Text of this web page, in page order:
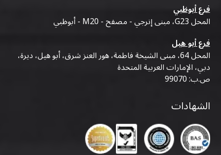
فرع أبوظبي
المحل G23، مبنى إنرجي - مصفح - M20 - أبوظبي
فرع أبو هيل
المحل 64، مبنى الشيخة فاطمة، هور العنز شرق، أبو هيل، ديرة،
دبي، الإمارات العربية المتحدة
ص.ب: 99070
الشهادات